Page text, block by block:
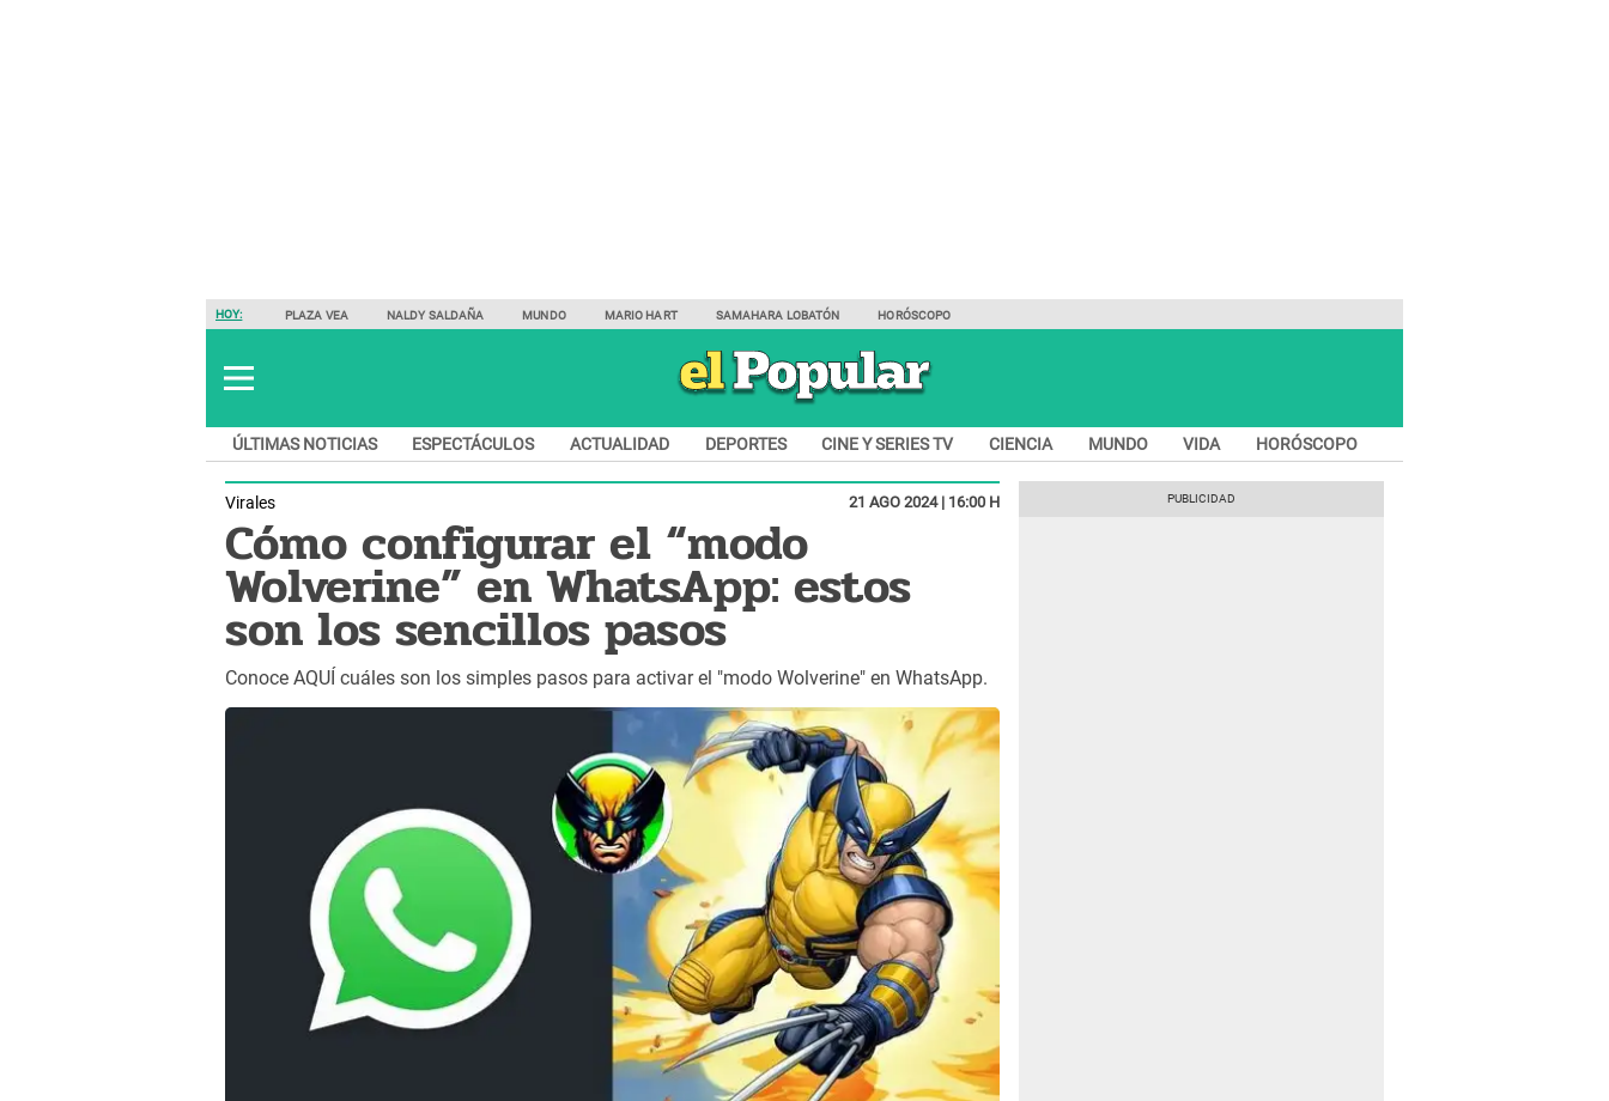
HOY: PLAZA VEA NALDY SALDAÑA MUNDO MARIO HART SAMAHARA LOBATÓN HORÓSCOPO
ÚLTIMAS NOTICIAS ESPECTÁCULOS ACTUALIDAD DEPORTES CINE Y SERIES TV CIENCIA MUNDO VIDA HORÓSCOPO
Virales 21 AGO 2024 | 16:00 H
Cómo configurar el “modo
Wolverine” en WhatsApp: estos
son los sencillos pasos
Conoce AQUÍ cuáles son los simples pasos para activar el "modo Wolverine" en WhatsApp.